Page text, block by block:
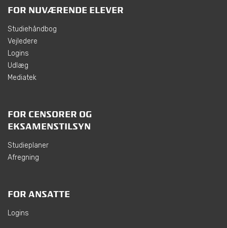
FOR NUVÆRENDE ELEVER
Studiehåndbog
Vejledere
Logins
Udlæg
Mediatek
FOR CENSORER OG
EKSAMENSTILSYN
Studieplaner
Afregning
FOR ANSATTE
Logins